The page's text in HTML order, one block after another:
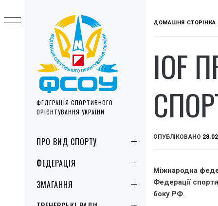
ФЕДЕРАЦІЯ СПОРТИВНОГО
ОРІЄНТУВАННЯ УКРАЇНИ
MenuПРО ВИД СПОРТУ
ФЕДЕРАЦІЯ
ЗМАГАННЯ
to
content
ДОМАШНЯ СТОРІНКА
IOF
ОПУБЛІКОВАНО
Міжнародна
Федерації
боку РФ.